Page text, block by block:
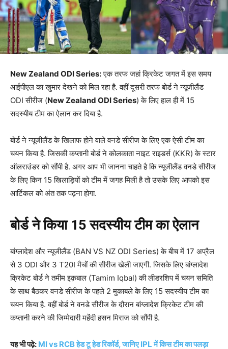
New Zealand ODI Series:एक तरफ जहां क्रिकेट जगत में इस समय
आईपीएल का खुमार देखने को मिल रहा है. वहीं दूसरी तरफ बोर्ड ने न्यूजीलैंड
ODI सीरीज (New Zealand ODI Series) के लिए हाल ही में 15
सदस्यीय टीम का ऐलान कर दिया है.
बोर्ड ने न्यूजीलैंड के खिलाफ होने वाले वनडे सीरीज के लिए एक ऐसी टीम का
चयन किया है. जिसकी कप्तानी बोर्ड ने कोलकाता नाइट राइडर्स (KKR) के स्टार
ऑलराउंडर को सौंपी है. अगर आप भी जानना चाहते है कि न्यूजीलैंड वनडे सीरीज
के लिए किन 15 खिलाड़ियों को टीम में जगह मिली है तो उसके लिए आपको इस
आर्टिकल को अंत तक पढ़ना होगा.
बोर्ड ने किया 15 सदस्यीय टीम का ऐलान
बांग्लादेश और न्यूजीलैंड (BAN VS NZ ODI Series) के बीच में 17 अप्रैल
से 3 ODI और 3 T20I मैचों की सीरीज खेली जाएगी. जिसके लिए बांग्लादेश
क्रिकेट बोर्ड ने तमीम इक़बाल (Tamim Iqbal) की लीडरशिप में चयन समिति
के साथ बैठकर वनडे सीरीज के पहले 2 मुकाबले के लिए 15 सदस्यीय टीम का
चयन किया है. वहीं बोर्ड ने वनडे सीरीज के दौरान बांग्लादेश क्रिकेट टीम की
कप्तानी करने की जिम्मेदारी महेंदी हसन मिराज को सौंपी है.
यह भी पढ़े: MI vs RCB हेड टू हेड रिकॉर्ड, जानिए IPL में किस टीम का पलड़ा